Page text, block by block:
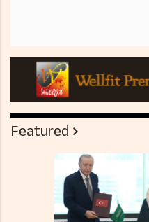
Featured